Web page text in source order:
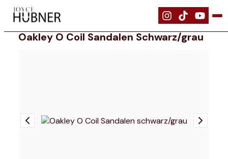
| Schuhe | Oakley O Coil Sandalen schwarz/grau
Oakley O Coil Sandalen Schwarz/grau